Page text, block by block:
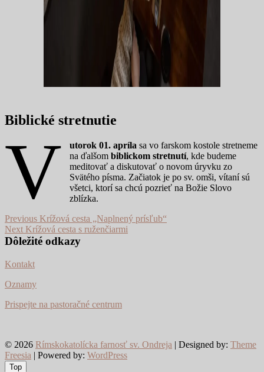
Biblické stretnutie
V utorok 01. apríla sa vo farskom kostole stretneme
na ďalšombiblickom stretnutí, kde budeme
meditovať a diskutovať o novom úryvku zo
Svätého písma. Začiatok je po sv. omši, vítaní sú
všetci, ktorí sa chcú pozrieť na Božie Slovo
zblízka.
Navigácia
v
Previous Previous
post:
Krížová cesta „Naplnený prísľub“
Next Next
post:
Krížová cesta s ruženčiarmi
Dôležité odkazy
Kontakt
Oznamy
Prispejte na pastoračné centrum
© 2026 Rímskokatolícka farnosť sv. Ondreja | Designed by: Theme
Freesia | Powered by: WordPress
Top